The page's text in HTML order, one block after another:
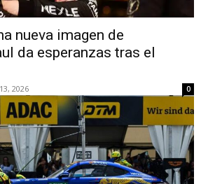
nueva imagen de
da esperanzas tras el
2026 0